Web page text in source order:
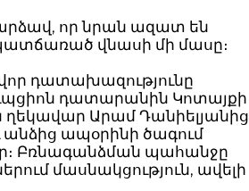
որ նրան ազատ են
վնասի մի մասը։
դատախազությունը
դատարանին Կոտայքի
Արամ Դանիելյանից
ապօրինի ծագում
Բռնագանձման պահանջը
մասնակցություն, ավելի